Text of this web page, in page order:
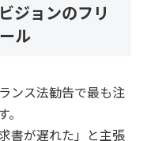
ジョンのフリ
ル
ンス法勧告で最も注
書が遅れた」と主張